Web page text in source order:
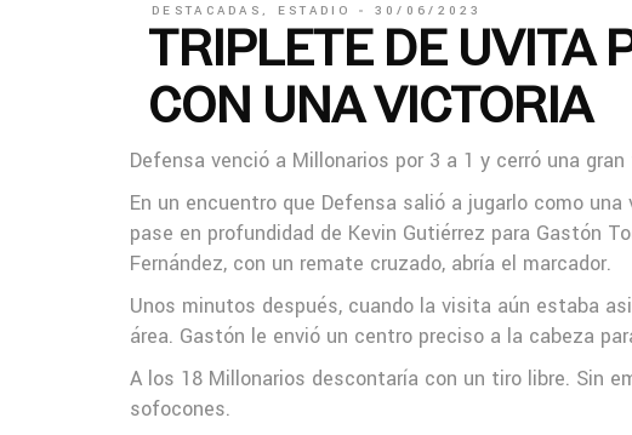
DESTACADAS , ESTADIO 30/06/2023
TRIPLETE DE UVITA
CON UNA VICTORIA
Defensa venció a Millonarios por 3 a 1 y cerró una
En un encuentro que Defensa salió a jugarlo como
pase en profundidad de Kevin Gutiérrez para Gastón
Fernández, con un remate cruzado, abría el marcador.
Unos minutos después, cuando la visita aún estaba
área. Gastón le envió un centro preciso a la cabeza
A los 18 Millonarios descontaría con un tiro libre. Sin
sofocones.